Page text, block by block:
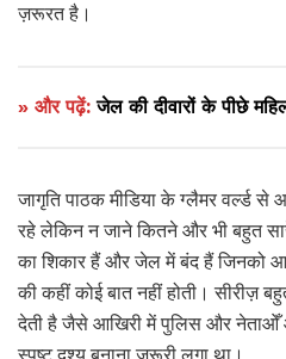
ज़रूरत है।
» और पढ़ें:जेल की दीवारों के पीछे
जागृति पाठक मीडिया के ग्लैमर
रहे लेकिन न जाने कितने और भी बहुत
का शिकार हैं और जेल में बंद हैं जिनको
की कहीं कोई बात नहीं होती। सीरीज़
देती है जैसे आखिरी में पुलिस और नेताओँ